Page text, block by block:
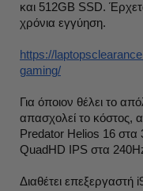
και 512GB SSD.
χρόνια εγγύηση.
https://
gaming/
Για όποιον θέλει το
απασχολεί το κόστος,
Predator Helios 16
QuadHD IPS στα
Διαθέτει